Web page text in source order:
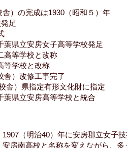
1930（昭和５）年
足
県立安房女子高等学校発足
等学校と改称
学校と改称
）改修工事完了
）県指定有形文化財に指定
県立安房高等学校と統合
（明治40）年に安房郡立女子
房南高校と名称を変えながら、多